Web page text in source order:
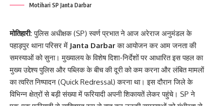
Motihari SP Janta Darbar
मोतिहारी: पुलिस अधीक्षक (SP) स्वर्ण प्रभात ने आज अरेराज अनुमंडल के
पहाड़पुर थाना परिसर में Janta Darbarका आयोजन कर आम जनता की
समस्याओं को सुना। मुख्यालय के विशेष दिशा-निर्देशों पर आधारित इस पहल का
मुख्य उद्देश्य पुलिस और पब्लिक के बीच की दूरी को कम करना और लंबित मामलों
का त्वरित निष्पादन (Quick Redressal) करना था। इस दौरान जिले के
विभिन्न क्षेत्रों से बड़ी संख्या में फरियादी अपनी शिकायतें लेकर पहुंचे। SP ने